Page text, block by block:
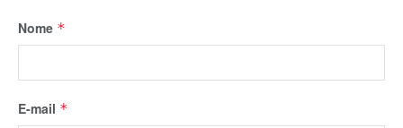
Nome *
E-mail *